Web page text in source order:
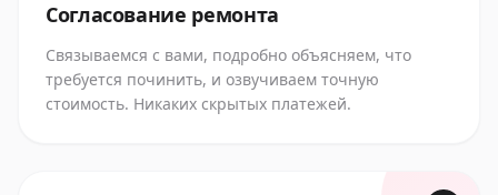
Согласование ремонта
Связываемся с вами, подробно объясняем, что
требуется починить, и озвучиваем точную
стоимость. Никаких скрытых платежей.